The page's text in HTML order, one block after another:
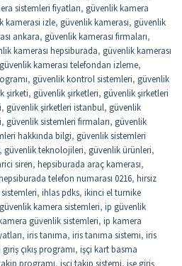
sistemleri fiyatları, güvenlik kamera
kamerasi izle, güvenlik kamerası, güvenlik
ankara, güvenlik kamerası firmaları,
kamerası hepsiburada, güvenlik kamerası
güvenlik kamerası telefondan izleme,
, güvenlik kontrol sistemleri, güvenlik
şirketi, güvenlik şirketleri, güvenlik şirketleri
, güvenlik şirketleri istanbul, güvenlik
, güvenlik sistemleri firmaları, güvenlik
hakkında bilgi, güvenlik sistemleri
, güvenlik teknolojileri, güvenlik ürünleri,
siren, hepsiburada araç kamerası,
telefon numarası 0216, hirsiz
sistemleri, ihlas pdks, ikinci el turnike
kamera sistemleri, ip güvenlik
güvenlik sistemleri, ip kamera
, iris tanıma, iris tanıma sistemi, iris
giriş çıkış programı, işçi kart basma
programı, işçi takip sistemi, işe giriş